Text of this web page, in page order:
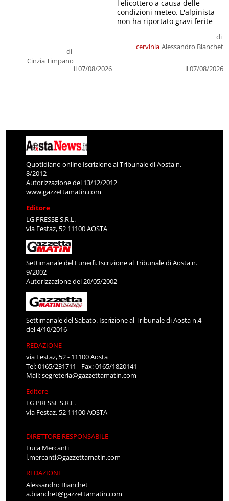
di
Cinzia Timpano
il 07/08/2026
cervinia
di
Alessandro Bianchet
il 07/08/2026
l'elicottero a causa delle
condizioni meteo. L'alpinista
non ha riportato gravi ferite
Quotidiano online Iscrizione al Tribunale di Aosta n.
8/2012
Autorizzazione del 13/12/2012
www.gazzettamatin.com
Editore
LG PRESSE S.R.L.
via Festaz, 52 11100 AOSTA
Settimanale del Lunedì. Iscrizione al Tribunale di Aosta n.
9/2002
Autorizzazione del 20/05/2002
Settimanale del Sabato. Iscrizione al Tribunale di Aosta n.4
del 4/10/2016
REDAZIONE
via Festaz, 52 - 11100 Aosta
Tel: 0165/231711 - Fax: 0165/1820141
Mail:segreteria@gazzettamatin.com
Editore
LG PRESSE S.R.L.
via Festaz, 52 11100 AOSTA
DIRETTORE RESPONSABILE
Luca Mercanti
l.mercanti@gazzettamatin.com
REDAZIONE
Alessandro Bianchet
a.bianchet@gazzettamatin.com